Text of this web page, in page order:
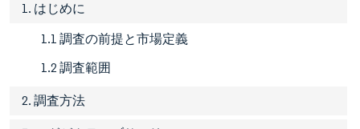
1. はじめに
1.1 調査の前提と市場定義
1.2 調査範囲
2. 調査方法